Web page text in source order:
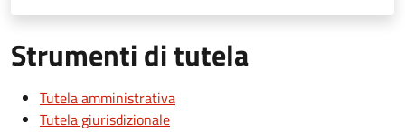
Strumenti di tutela
Tutela amministrativa
Tutela giurisdizionale